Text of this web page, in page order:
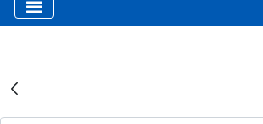
Risultati della